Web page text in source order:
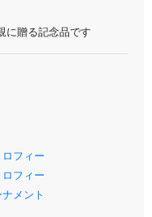
に贈る記念品です
フィー
フィー
メント